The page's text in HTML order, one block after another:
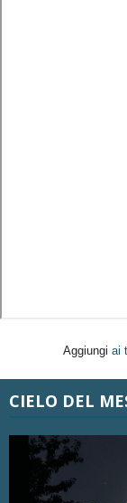
Aggiungi ai
CIELO DEL